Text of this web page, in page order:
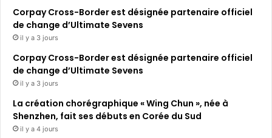
Corpay Cross-Border est désignée partenaire officiel
de change d’Ultimate Sevens
il y a 3 jours
Corpay Cross-Border est désignée partenaire officiel
de change d’Ultimate Sevens
il y a 3 jours
La création chorégraphique « Wing Chun », née à
Shenzhen, fait ses débuts en Corée du Sud
il y a 4 jours